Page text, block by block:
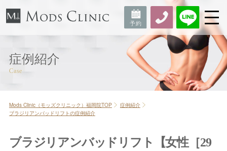
症例紹介
Mods Clinic（モッズクリニック）福岡院TOP
症例紹介
ブラジリアンバッドリフトの症例紹介
ブラジリアンバッドリフト【女性［29